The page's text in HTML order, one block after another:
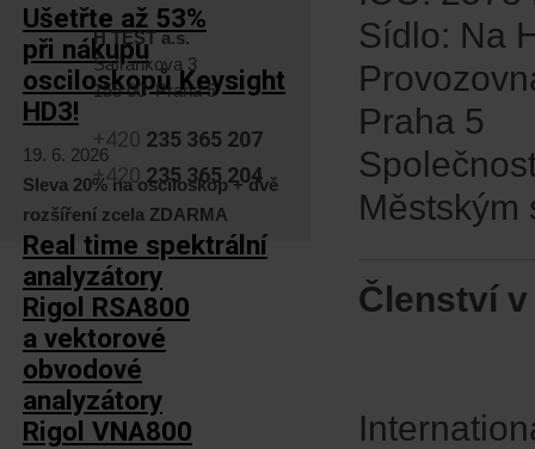
Sídlo: Na
Praha 5
Městským
Členství
Ušetřte až 53%
při nákupu
osciloskopů Keysight
HD3!
19. 6. 2026
Sleva 20% na osciloskop + dvě
rozšíření zcela ZDARMA
Real time spektrální
analyzátory
Rigol RSA800
a vektorové
obvodové
analyzátory
Rigol VNA800
H TEST a.s.
Šafránkova 3
155 00 Praha 5
+420 235 365 207
+420 235 365 204